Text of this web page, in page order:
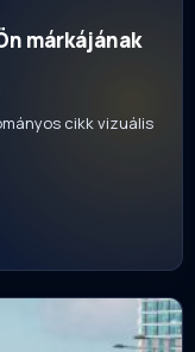
márkájának
cikk vizuális